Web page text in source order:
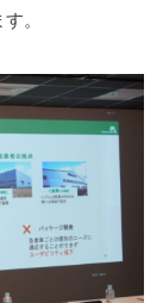
。